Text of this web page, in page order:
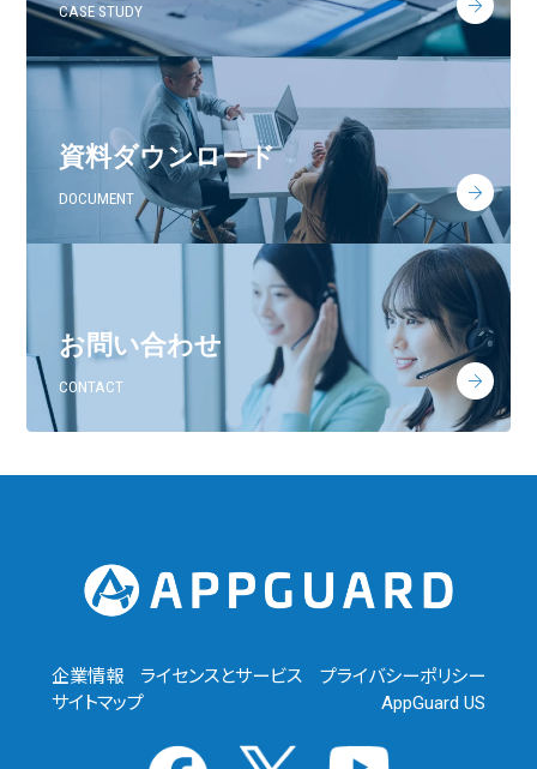
CASE STUDY
資料ダウンロード
DOCUMENT
お問い合わせ
CONTACT
企業情報 ライセンスとサービス
プライバシーポリシー
サイトマップ
AppGuard US